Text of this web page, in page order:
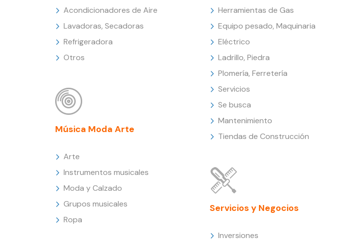
Acondicionadores de Aire
Lavadoras, Secadoras
Refrigeradora
Otros
Música Moda Arte
Arte
Instrumentos musicales
Moda y Calzado
Grupos musicales
Ropa
Herramientas de Gas
Equipo pesado, Maquinaria
Eléctrico
Ladrillo, Piedra
Plomería, Ferretería
Servicios
Se busca
Mantenimiento
Tiendas de Construcción
Servicios y Negocios
Inversiones